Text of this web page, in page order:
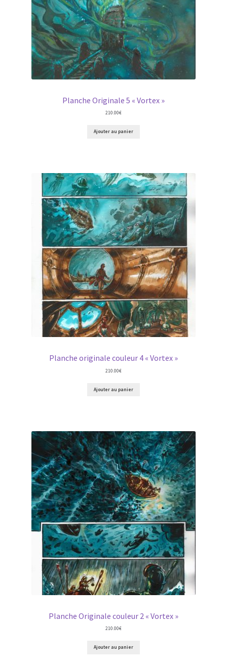
Planche Originale 5 « Vortex »
210.00€
Ajouter au panier
Planche originale couleur 4 « Vortex »
210.00€
Ajouter au panier
Planche Originale couleur 2 « Vortex »
210.00€
Ajouter au panier